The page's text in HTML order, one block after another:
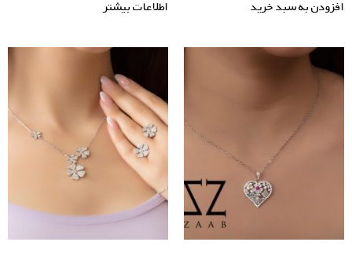
افزودن به سبد خرید اطلاعات بیشتر